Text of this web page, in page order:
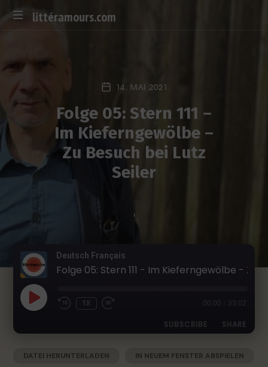
littéramours.com
a
c
h
r
e
14. MAI 2021
Folge 05: Stern 111 –
Im Kieferngewölbe –
Zu Besuch bei Lutz
Seiler
Deutsch Français
Folge 05: Stern 111 - Im Kieferngewölbe - Zu Besuch bei Lutz Seiler
1X 00:00 33:02
SUBSCRIBE SHARE
Apple Podcasts Deezer
SHARE
DATEI HERUNTERLADEN
IN NEUEM FENSTER ABSPIELEN